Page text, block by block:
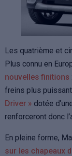
Les quatrième et
Plus connu en
nouvelles finitions
freins plus
Driver » dotée
renforceront donc
En pleine forme,
sur les chapeaux